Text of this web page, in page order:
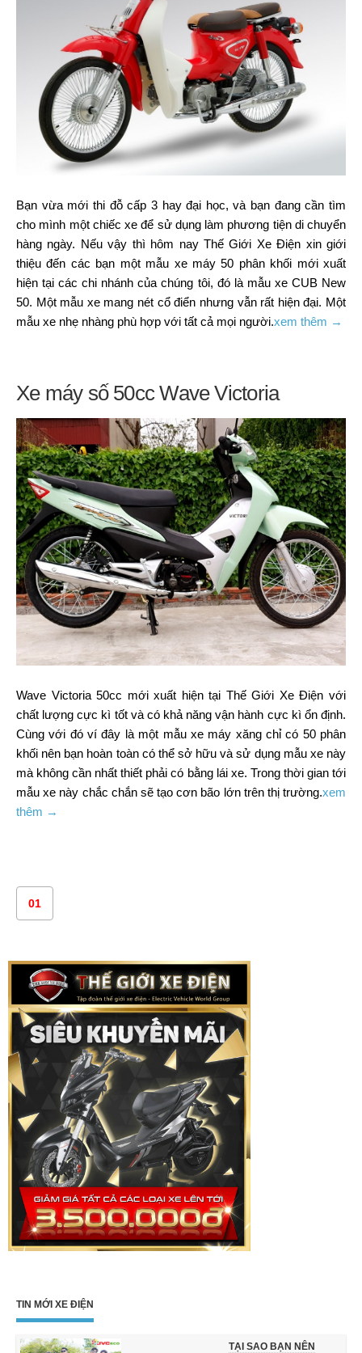
Bạn vừa mới thi đỗ cấp 3 hay đại học, và bạn đang cần tìm
cho mình một chiếc xe để sử dụng làm phương tiện di chuyển
hàng ngày. Nếu vậy thì hôm nay Thế Giới Xe Điện xin giới
thiệu đến các bạn một mẫu xe máy 50 phân khối mới xuất
hiện tại các chi nhánh của chúng tôi, đó là mẫu xe CUB New
50. Một mẫu xe mang nét cổ điển nhưng vẫn rất hiện đại. Một
mẫu xe nhẹ nhàng phù hợp với tất cả mọi người.xem thêm →
Xe máy số 50cc Wave Victoria
Wave Victoria 50cc mới xuất hiện tại Thế Giới Xe Điện với
chất lượng cực kì tốt và có khả năng vận hành cực kì ổn định.
Cùng với đó ví đây là một mẫu xe máy xăng chỉ có 50 phân
khối nên bạn hoàn toàn có thể sở hữu và sử dụng mẫu xe này
mà không cần nhất thiết phải có bằng lái xe. Trong thời gian tới
mẫu xe này chắc chắn sẽ tạo cơn bão lớn trên thị trường.xem
thêm →
01
TIN MỚI XE ĐIỆN
TẠI SAO BẠN NÊN